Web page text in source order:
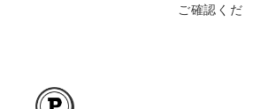
ご確認くだ